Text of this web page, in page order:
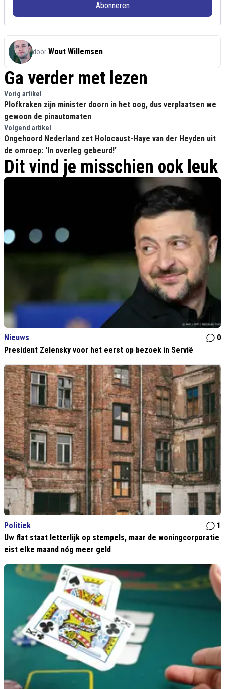
Abonneren
door Wout Willemsen
Ga verder met lezen
Vorig artikel
Plofkraken zijn minister doorn in het oog, dus verplaatsen we
gewoon de pinautomaten
Volgend artikel
Ongehoord Nederland zet Holocaust-Haye van der Heyden uit
de omroep: 'In overleg gebeurd!'
Dit vind je misschien ook leuk
Nieuws
0
President Zelensky voor het eerst op bezoek in Servië
Politiek
1
Uw flat staat letterlijk op stempels, maar de woningcorporatie
eist elke maand nóg meer geld